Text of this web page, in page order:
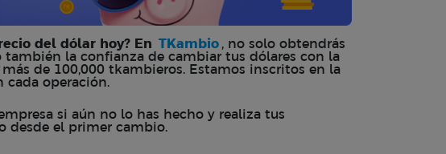
del dólar hoy? En TKambio , no solo obtendrás
la confianza de cambiar tus dólares con la
de 100,000 tkambieros. Estamos inscritos en la
cada operación.
si aún no lo has hecho y realiza tus
desde el primer cambio.